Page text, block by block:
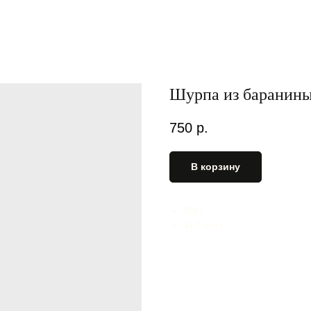
Шурпа из
750 р.
В корзину